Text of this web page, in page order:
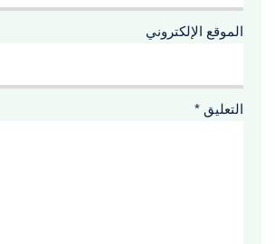
الموقع الإلكتروني
التعليق *